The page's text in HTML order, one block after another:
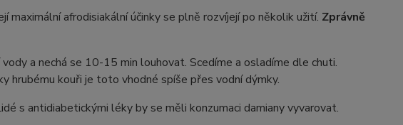
maximální afrodisiakální účinky se plně rozvíjejí po několik užití. Zprávně
a nechá se 10-15 min louhovat. Scedíme a osladíme dle chuti.
hrubému kouři je toto vhodné spíše přes vodní dýmky.
s antidiabetickými léky by se měli konzumaci damiany vyvarovat.